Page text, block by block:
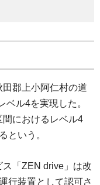
郡上小阿仁村の道
ル4を実現した。
におけるレベル4
という。
「ZEN drive」は改
行装置として認可さ